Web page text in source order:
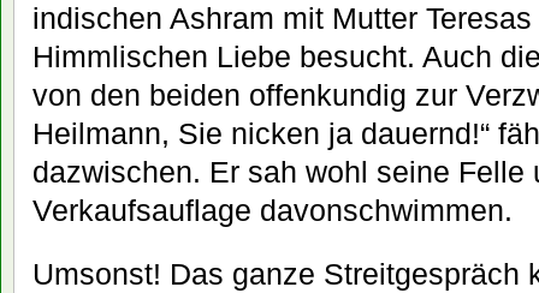
indischen Ashram mit Mutter
Himmlischen Liebe besucht. Auch
von den beiden offenkundig zur
Heilmann, Sie nicken ja dauernd!“
dazwischen. Er sah wohl seine Felle
Verkaufsauflage davonschwimmen.
Umsonst! Das ganze Streitgespräch